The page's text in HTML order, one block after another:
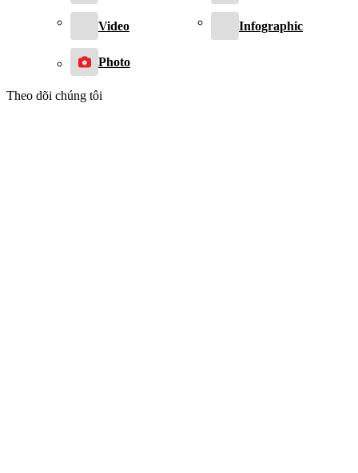
Video Infographic
Photo
Theo dõi chúng tôi